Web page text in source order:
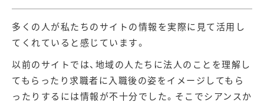
多くの人が私たちのサイトの情報を実際に見て活用し
てくれていると感じています。
以前のサイトでは、地域の人たちに法人のことを理解し
てもらったり求職者に入職後の姿をイメージしてもら
ったりするには情報が不十分でした。そこでシアンスか